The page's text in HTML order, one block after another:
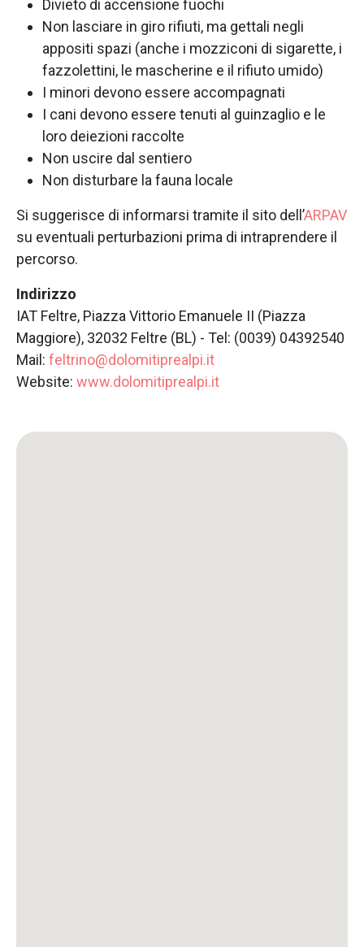
Divieto di accensione fuochi
Non lasciare in giro rifiuti, ma gettali negli
appositi spazi (anche i mozziconi di sigarette, i
fazzolettini, le mascherine e il rifiuto umido)
I minori devono essere accompagnati
I cani devono essere tenuti al guinzaglio e le
loro deiezioni raccolte
Non uscire dal sentiero
Non disturbare la fauna locale
Si suggerisce di informarsi tramite il sito dell’ARPAV
su eventuali perturbazioni prima di intraprendere il
percorso.
Indirizzo
IAT Feltre, Piazza Vittorio Emanuele II (Piazza
Maggiore), 32032 Feltre (BL) - Tel: (0039) 04392540
Mail: feltrino@dolomitiprealpi.it
Website: www.dolomitiprealpi.it